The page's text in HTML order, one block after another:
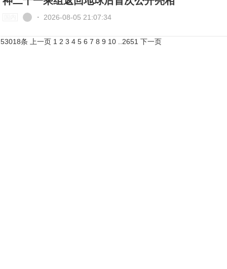
⋅ 2026-08-05 21:07:34
53018条 上一页 1 2 3 4 5 6 7 8 9 10 2651 下一页